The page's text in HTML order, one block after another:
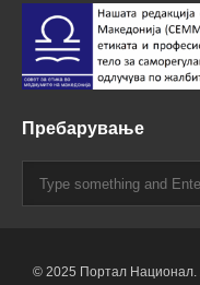
Пребарување
© 2025 Портал Национал.